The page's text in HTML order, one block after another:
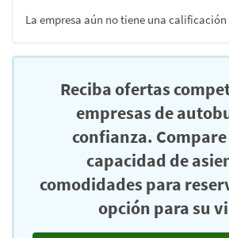
La empresa aún no tiene una calificación
Reciba ofertas
empresas de
confianza.
capacidad de
comodidades para
opción para su